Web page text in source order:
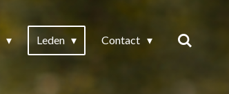
Leden Contact